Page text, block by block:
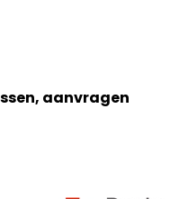
aanvragen